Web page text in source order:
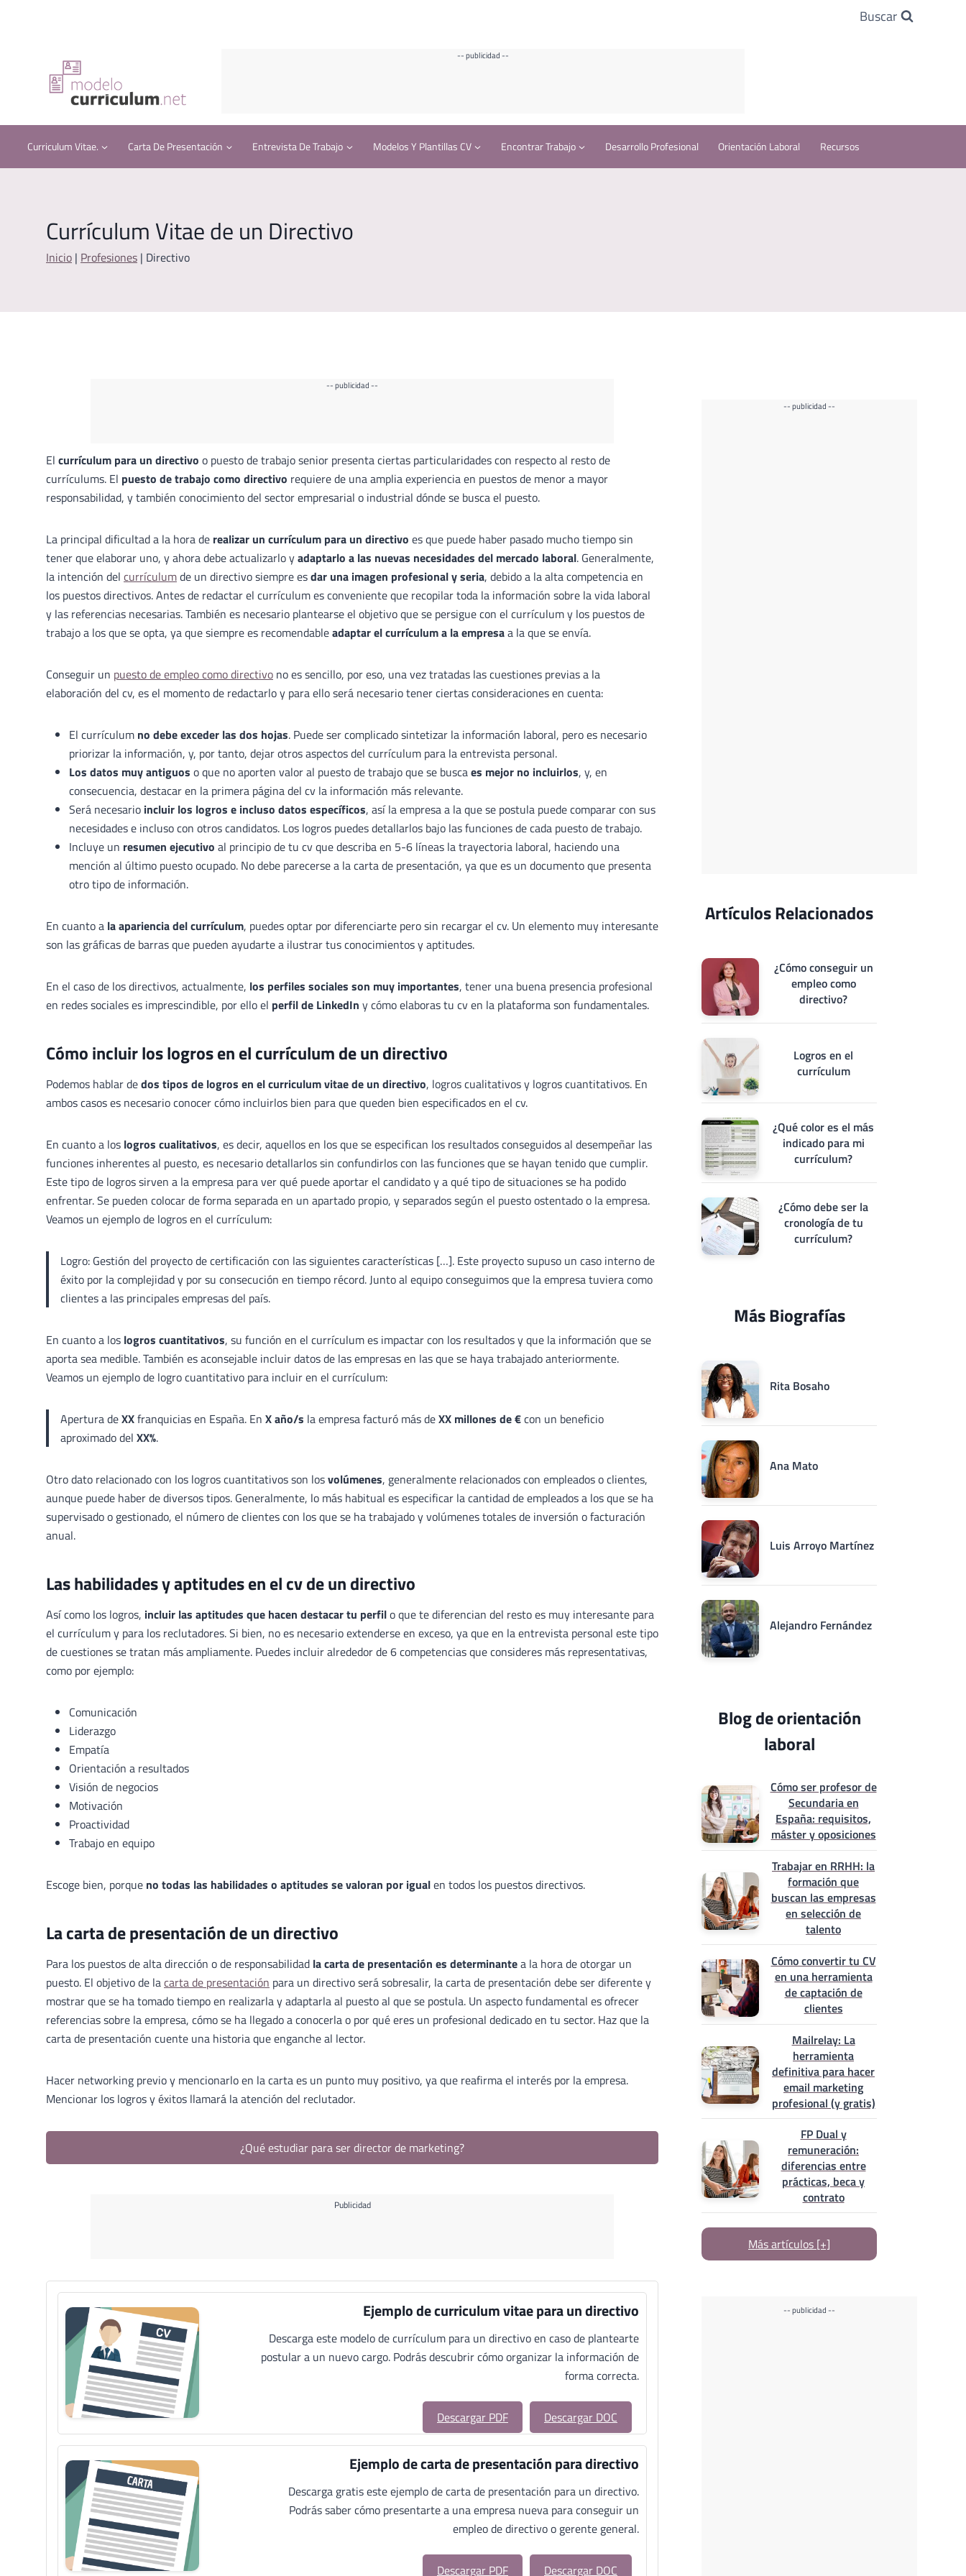
Buscar
-- publicidad --
Curriculum Vitae. Carta De Presentación Entrevista De Trabajo Modelos Y Plantillas CV Encontrar Trabajo Desarrollo Profesional Orientación Laboral Recursos
Currículum Vitae de un Directivo
Inicio | Profesiones | Directivo
-- publicidad --
El currículum para un directivo o puesto de trabajo senior presenta ciertas particularidades con respecto al resto de
currículums. El puesto de trabajo como directivo requiere de una amplia experiencia en puestos de menor a mayor
responsabilidad, y también conocimiento del sector empresarial o industrial dónde se busca el puesto.
La principal dificultad a la hora de realizar un currículum para un directivo es que puede haber pasado mucho tiempo sin
tener que elaborar uno, y ahora debe actualizarlo yadaptarlo a las nuevas necesidades del mercado laboral. Generalmente,
la intención del currículumde un directivo siempre esdar una imagen profesional y seria, debido a la alta competencia en
los puestos directivos. Antes de redactar el currículum es conveniente que recopilar toda la información sobre la vida laboral
y las referencias necesarias. También es necesario plantearse el objetivo que se persigue con el currículum y los puestos de
trabajo a los que se opta, ya que siempre es recomendableadaptar el currículum a la empresaa la que se envía.
Conseguir un puesto de empleo como directivo no es sencillo, por eso, una vez tratadas las cuestiones previas a la
elaboración del cv, es el momento de redactarlo y para ello será necesario tener ciertas consideraciones en cuenta:
El currículum no debe exceder las dos hojas. Puede ser complicado sintetizar la información laboral, pero es necesario
priorizar la información, y, por tanto, dejar otros aspectos del currículum para la entrevista personal.
Los datos muy antiguos o que no aporten valor al puesto de trabajo que se buscaes mejor no incluirlos, y, en
consecuencia, destacar en la primera página del cv la información más relevante.
Será necesario incluir los logros e incluso datos específicos, así la empresa a la que se postula puede comparar con sus
necesidades e incluso con otros candidatos. Los logros puedes detallarlos bajo las funciones de cada puesto de trabajo.
Incluye un resumen ejecutivo al principio de tu cv que describa en 5-6 líneas la trayectoria laboral, haciendo una
mención al último puesto ocupado. No debe parecerse a la carta de presentación, ya que es un documento que presenta
otro tipo de información.
En cuanto a la apariencia del currículum, puedes optar por diferenciarte pero sin recargar el cv. Un elemento muy interesante
son las gráficas de barras que pueden ayudarte a ilustrar tus conocimientos y aptitudes.
En el caso de los directivos, actualmente, los perfiles sociales son muy importantes, tener una buena presencia profesional
en redes sociales es imprescindible, por ello el perfil de LinkedIn y cómo elaboras tu cv en la plataforma son fundamentales.
Cómo incluir los logros en el currículum de un directivo
Podemos hablar dedos tipos de logros en el curriculum vitae de un directivo, logros cualitativos y logros cuantitativos. En
ambos casos es necesario conocer cómo incluirlos bien para que queden bien especificados en el cv.
En cuanto a los logros cualitativos, es decir, aquellos en los que se especifican los resultados conseguidos al desempeñar las
funciones inherentes al puesto, es necesario detallarlos sin confundirlos con las funciones que se hayan tenido que cumplir.
Este tipo de logros sirven a la empresa para ver qué puede aportar el candidato y a qué tipo de situaciones se ha podido
enfrentar. Se pueden colocar de forma separada en un apartado propio, y separados según el puesto ostentado o la empresa.
Veamos un ejemplo de logros en el currículum:
Logro: Gestión del proyecto de certificación con las siguientes características […]. Este proyecto supuso un caso interno de
éxito por la complejidad y por su consecución en tiempo récord. Junto al equipo conseguimos que la empresa tuviera como
clientes a las principales empresas del país.
En cuanto a los logros cuantitativos, su función en el currículum es impactar con los resultados y que la información que se
aporta sea medible. También es aconsejable incluir datos de las empresas en las que se haya trabajado anteriormente.
Veamos un ejemplo de logro cuantitativo para incluir en el currículum:
Apertura deXXfranquicias en España. En X año/s la empresa facturó más deXX millones de €con un beneficio
aproximado del XX%.
Otro dato relacionado con los logros cuantitativos son losvolúmenes, generalmente relacionados con empleados o clientes,
aunque puede haber de diversos tipos. Generalmente, lo más habitual es especificar la cantidad de empleados a los que se ha
supervisado o gestionado, el número de clientes con los que se ha trabajado y volúmenes totales de inversión o facturación
anual.
Las habilidades y aptitudes en el cv de un directivo
Así como los logros, incluir las aptitudes que hacen destacar tu perfilo que te diferencian del resto es muy interesante para
el currículum y para los reclutadores. Si bien, no es necesario extenderse en exceso, ya que en la entrevista personal este tipo
de cuestiones se tratan más ampliamente. Puedes incluir alrededor de 6 competencias que consideres más representativas,
como por ejemplo:
Comunicación
Liderazgo
Empatía
Orientación a resultados
Visión de negocios
Motivación
Proactividad
Trabajo en equipo
Escoge bien, porque no todas las habilidades o aptitudes se valoran por igualen todos los puestos directivos.
La carta de presentación de un directivo
Para los puestos de alta dirección o de responsabilidad la carta de presentación es determinantea la hora de otorgar un
puesto. El objetivo de lacarta de presentación para un directivo será sobresalir, la carta de presentación debe ser diferente y
mostrar que se ha tomado tiempo en realizarla y adaptarla al puesto al que se postula. Un aspecto fundamental es ofrecer
referencias sobre la empresa, cómo se ha llegado a conocerla o por qué eres un profesional dedicado en tu sector. Haz que la
carta de presentación cuente una historia que enganche al lector.
Hacer networking previo y mencionarlo en la carta es un punto muy positivo, ya que reafirma el interés por la empresa.
Mencionar los logros y éxitos llamará la atención del reclutador.
¿Qué estudiar para ser director de marketing?
Publicidad
Ejemplo de curriculum vitae para un directivo
Descarga este modelo de currículum para un directivo en caso de plantearte
postular a un nuevo cargo. Podrás descubrir cómo organizar la información de
forma correcta.
Descargar PDF Descargar DOC
Ejemplo de carta de presentación para directivo
Descarga gratis este ejemplo de carta de presentación para un directivo.
Podrás saber cómo presentarte a una empresa nueva para conseguir un
empleo de directivo o gerente general.
Descargar PDF Descargar DOC
-- publicidad --
Artículos Relacionados
¿Cómo conseguir un
empleo como
directivo?
Logros en el
currículum
¿Qué color es el más
indicado para mi
currículum?
¿Cómo debe ser la
cronología de tu
currículum?
Más Biografías
Rita Bosaho
Ana Mato
Luis Arroyo Martínez
Alejandro Fernández
Blog de orientación
laboral
Cómo ser profesor de
Secundaria en
España: requisitos,
máster y oposiciones
Trabajar en RRHH: la
formación que
buscan las empresas
en selección de
talento
Cómo convertir tu CV
en una herramienta
de captación de
clientes
Mailrelay: La
herramienta
definitiva para hacer
email marketing
profesional (y gratis)
FP Dual y
remuneración:
diferencias entre
prácticas, beca y
contrato
Más artículos [+]
-- publicidad --